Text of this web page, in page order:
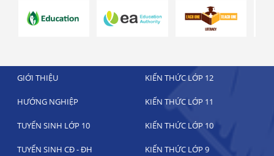
GIỚI THIỆU KIẾN THỨC LỚP 12
HƯỚNG NGHIỆP KIẾN THỨC LỚP 11
TUYỂN SINH LỚP 10 KIẾN THỨC LỚP 10
TUYỂN SINH CĐ - ĐH KIẾN THỨC LỚP 9